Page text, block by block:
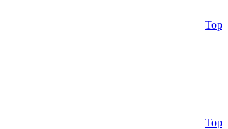
Top
Top